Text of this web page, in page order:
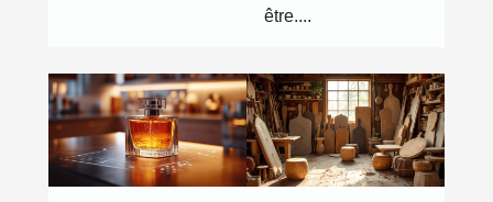
être....